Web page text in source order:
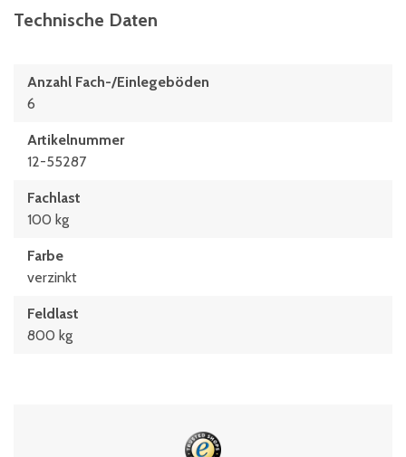
Technische Daten
Anzahl Fach-/Einlegeböden
6
Artikelnummer
12-55287
Fachlast
100 kg
Farbe
verzinkt
Feldlast
800 kg